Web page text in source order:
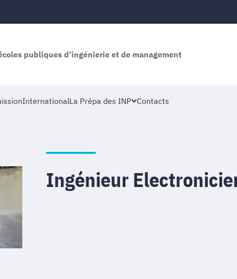
publiques d’ingénierie et de management
InternationalLa Prépa des INP Contacts
Ingénieur